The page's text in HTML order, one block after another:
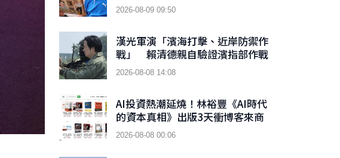
2026-08-09 09:50
漢光軍演「濱海打擊、近岸防禦作
戰」 賴清德親自驗證濱指部作戰
成效
2026-08-08 14:08
AI投資熱潮延燒！林裕豐《AI時代
的資本真相》出版3天衝博客來商
業理財新書榜TOP 9
2026-08-08 00:06